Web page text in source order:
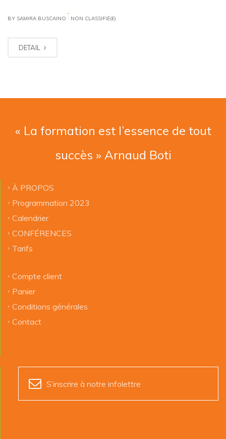
BY SAMIRA BUSCAINO NON CLASSIFIÉ(E)
DETAIL
« La formation est l’essence de tout
succès » Arnaud Boti
À PROPOS
Programmation 2023
Calendrier
CONFÉRENCES
Tarifs
Compte client
Panier
Conditions générales
Contact
S’inscrire à notre infolettre